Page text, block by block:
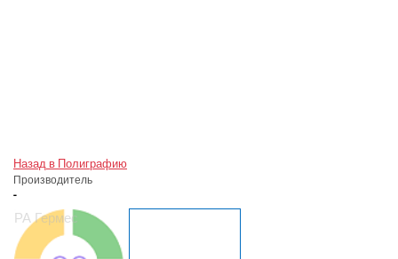
Назад в Полиграфию
Производитель
-
РА Гермес